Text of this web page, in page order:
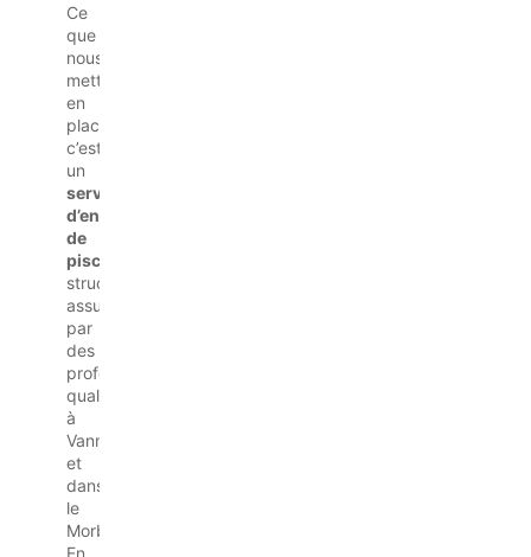
Ce
que
nous
mettons
en
place,
c’est
un
service
d’entretien
de
piscine
structuré,
assuré
par
des
professionnels
qualifiés
à
Vannes
et
dans
le
Morbihan.
En